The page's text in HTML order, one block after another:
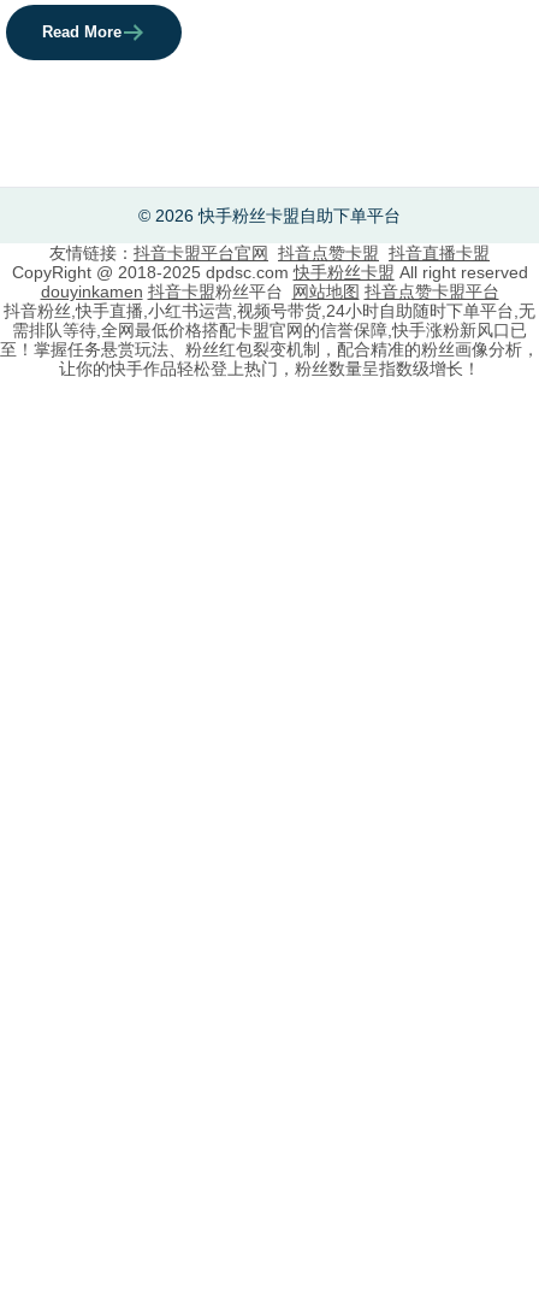
Read More
© 2026 快手粉丝卡盟自助下单平台
友情链接： 抖音卡盟平台官网 抖音点赞卡盟 抖音直播卡盟
CopyRight @ 2018-2025 dpdsc.com快手粉丝卡盟 All right reserved
douyinkamen 抖音卡盟粉丝平台 网站地图 抖音点赞卡盟平台
抖音粉丝,快手直播,小红书运营,视频号带货,24小时自助随时下单平台,无
需排队等待,全网最低价格搭配卡盟官网的信誉保障,快手涨粉新风口已
至！掌握任务悬赏玩法、粉丝红包裂变机制，配合精准的粉丝画像分析，
让你的快手作品轻松登上热门，粉丝数量呈指数级增长！